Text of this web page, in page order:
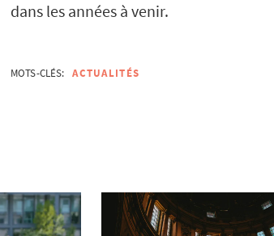
dans les années à venir.
MOTS-CLÉS: ACTUALITÉS